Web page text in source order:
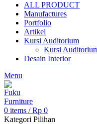
ALL PRODUCT
Manufactures
Portfolio
Artikel
Kursi Auditorium
Kursi
Desain Interior
Menu
0 items / Rp 0
Kategori Pilihan